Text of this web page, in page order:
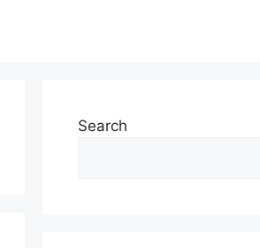
Search